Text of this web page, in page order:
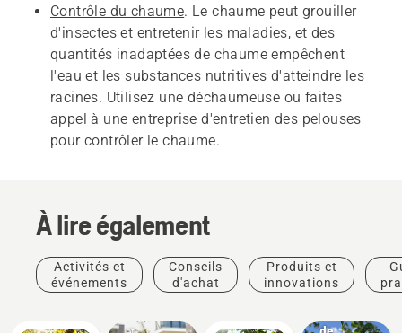
Contrôle du chaume. Le chaume peut grouiller
d'insectes et entretenir les maladies, et des
quantités inadaptées de chaume empêchent
l'eau et les substances nutritives d'atteindre les
racines. Utilisez une déchaumeuse ou faites
appel à une entreprise d'entretien des pelouses
pour contrôler le chaume.
À lire également
Activités et
événements
Conseils
d'achat
Produits et
innovationsGuides
pratiques